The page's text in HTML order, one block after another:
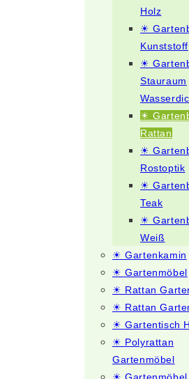
Holz
☀
Kunststoff
☀
Stauraum
☀
Rattan
☀
Rostoptik
☀
Teak
☀
Weiß
☀ Gartenkamin
☀ Gartenmöbel
☀ Rattan
☀ Rattan
☀ Gartentisch
☀ Polyrattan
Gartenmöbel